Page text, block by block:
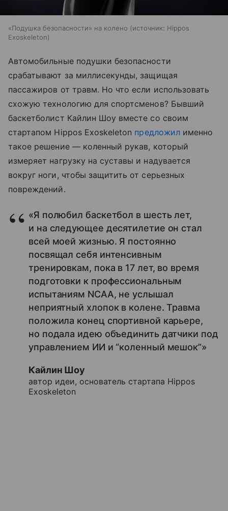
«Подушка безопасности» на колено источник: Hippos
Exoskeleton
Автомобильные подушки безопасности
срабатывают за миллисекунды, защищая
пассажиров от травм. Но что если использовать
схожую технологию для спортсменов? Бывший
баскетболист Кайлин Шоу вместе со своим
стартапом Hippos Exoskeleton предложилименно
такое решение — коленный рукав, который
измеряет нагрузку на суставы и надувается
вокруг ноги, чтобы защитить от серьезных
повреждений.
«Я полюбил баскетбол в шесть лет,
и на следующее десятилетие он стал
всей моей жизнью. Я постоянно
посвящал себя интенсивным
тренировкам, пока в 17 лет, во время
подготовки к профессиональным
испытаниям NCAA, не услышал
неприятный хлопок в колене. Травма
положила конец спортивной карьере,
но подала идею объединить датчики под
управлением ИИ и “коленный мешок”»
Кайлин Шоу
автор идеи, основатель стартапа Hippos
Exoskeleton